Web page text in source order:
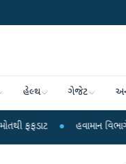
હેલ્થ ગેજેટ
હવામાન વિભાગે 18 રાજ્યો